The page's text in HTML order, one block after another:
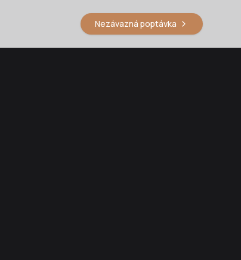
Nezávazná poptávka